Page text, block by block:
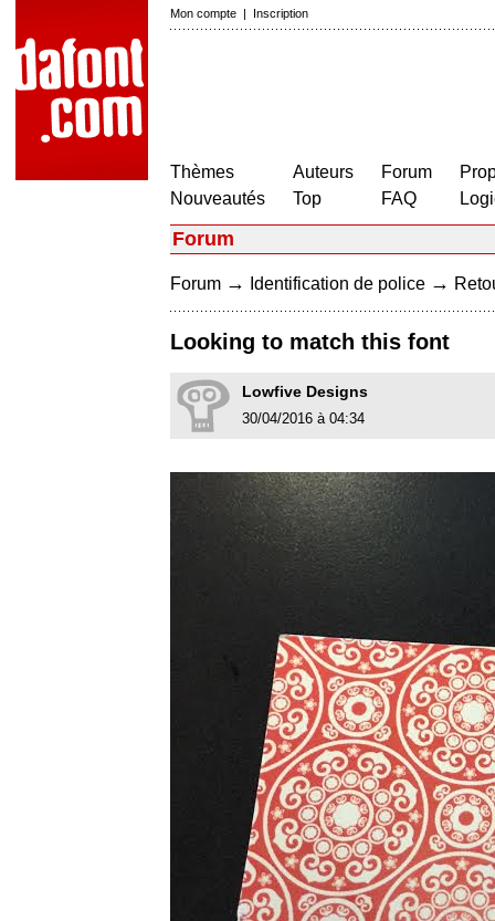
Mon compte | Inscription
Thèmes
Nouveautés
Auteurs
Top
Forum
FAQ
Forum
Forum → Identification de police →
Looking to match this font
Lowfive Designs
30/04/2016 à 04:34